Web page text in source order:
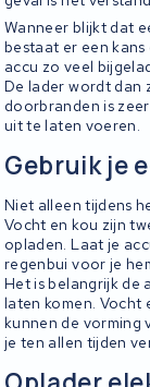
Wanneer blijkt dat
bestaat er een
accu zo veel
De lader wordt dan
doorbranden is
uit te laten voeren.
Gebruik je
Niet alleen tijdens
Vocht en kou zijn
opladen. Laat je
regenbui voor je
Het is belangrijk de
laten komen. Vocht
kunnen de vorming
je ten allen tijden